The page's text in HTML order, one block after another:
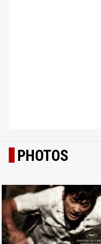
PHOTOS